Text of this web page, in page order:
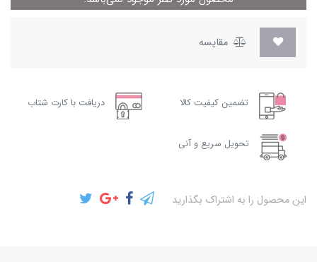
مقایسه
تضمین کیفیت کالا دریافت با کارت شتاب
تحویل سریع و آنی
این محصول را به اشتراک بگذارید